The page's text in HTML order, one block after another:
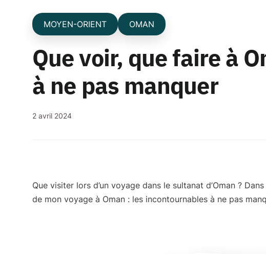
MOYEN-ORIENT OMAN
Que voir, que faire à
à ne pas manquer
2 avril 2024
Que visiter lors d’un voyage dans le sultanat d’Oman ?
de mon voyage à Oman : les incontournables à ne pas